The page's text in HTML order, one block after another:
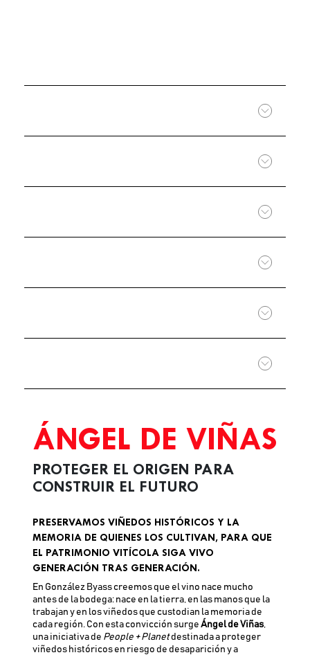
ÁNGEL DE VIÑAS
PROTEGER EL ORIGEN PARA
CONSTRUIR EL FUTURO
PRESERVAMOS VIÑEDOS HISTÓRICOS Y LA
MEMORIA DE QUIENES LOS CULTIVAN, PARA QUE
EL PATRIMONIO VITÍCOLA SIGA VIVO
GENERACIÓN TRAS GENERACIÓN.
En González Byass creemos que el vino nace mucho
antes de la bodega: nace en la tierra, en las manos que la
trabajan y en los viñedos que custodian la memoria de
cada región. Con esta convicción surge Ángel de Viñas,
una iniciativa de People + Planetdestinada a proteger
viñedos históricos en riesgo de desaparición y a